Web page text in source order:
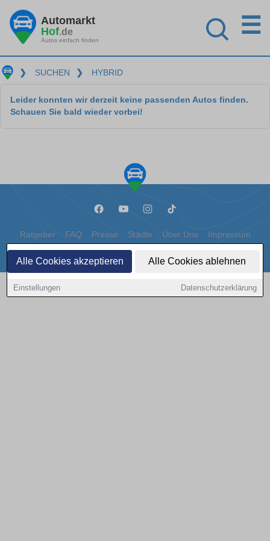
Alle Cookies akzeptieren Alle Cookies ablehnen
Einstellungen Datenschutzerklärung
Automarkt
Hof.de
Autos einfach finden
☰
❯ SUCHEN ❯ HYBRID
Leider konnten wir derzeit keine passenden Autos finden.
Schauen Sie bald wieder vorbei!
Ratgeber FAQ Presse Städte Über Uns Impressum
Datenschutz Cookies
Copyright © 2000 - 2026 | 1A Infosysteme GmbH | Content by: 1a-sites-autos